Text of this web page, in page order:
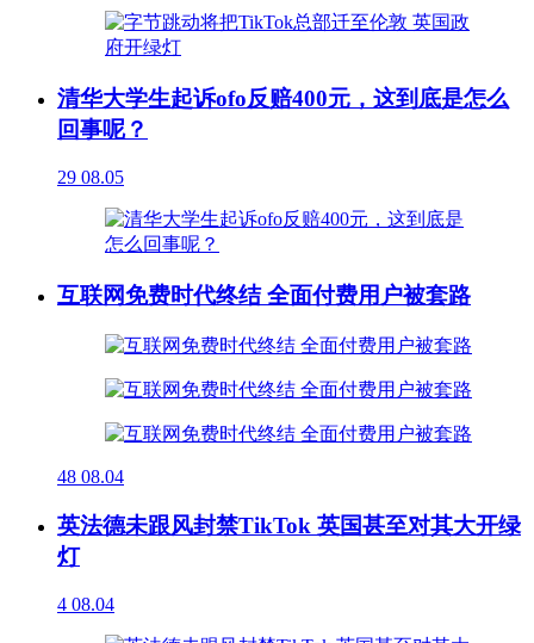
清华大学生起诉ofo反赔400元，这到底是怎么
回事呢？
29 08.05
互联网免费时代终结 全面付费用户被套路
48 08.04
英法德未跟风封禁TikTok 英国甚至对其大开绿
灯
4 08.04